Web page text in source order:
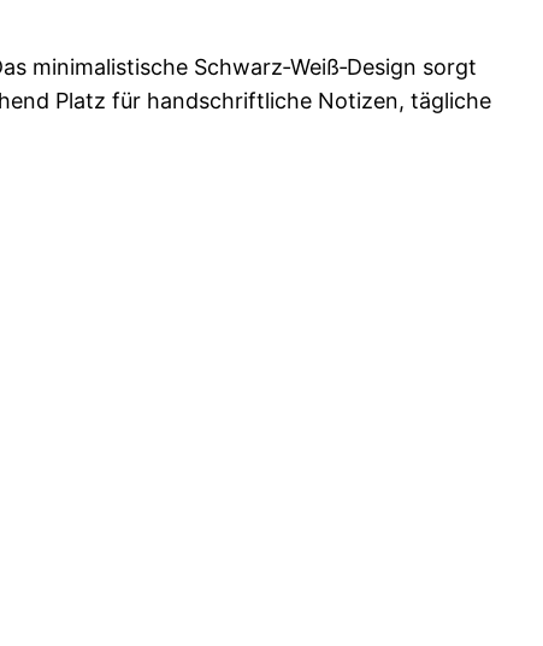
minimalistische Schwarz‑Weiß‑Design sorgt
Platz für handschriftliche Notizen, tägliche